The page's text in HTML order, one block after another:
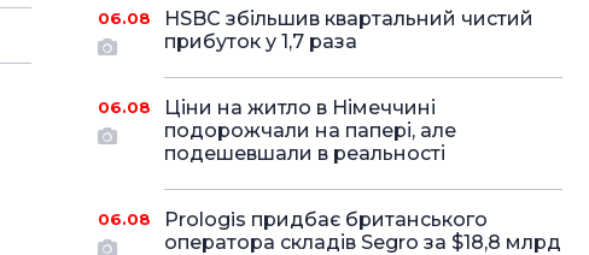
06.08
HSBC збільшив квартальний чистий
прибуток у 1,7 раза
06.08
Ціни на житло в Німеччині
подорожчали на папері, але
подешевшали в реальності
06.08
Prologis придбає британського
оператора складів Segro за $18,8 млрд